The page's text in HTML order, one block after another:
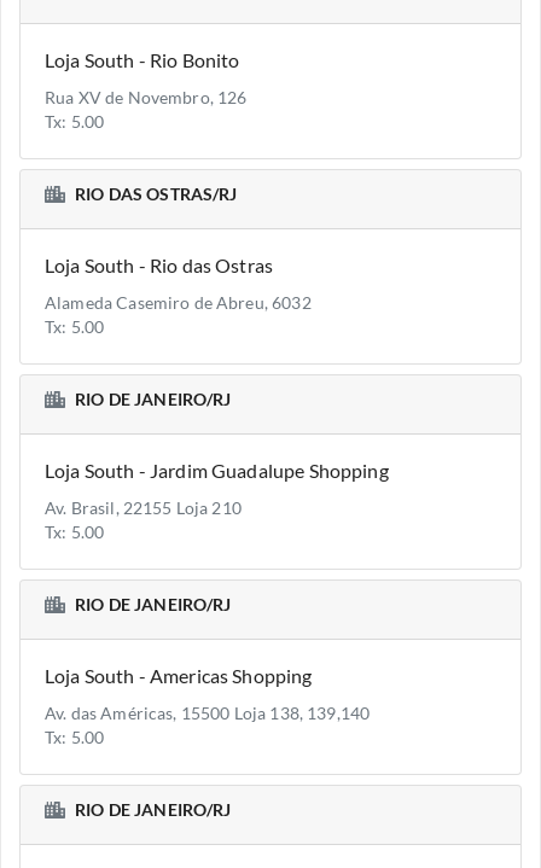
Loja South - Rio Bonito
Rua XV de Novembro, 126
Tx: 5.00
RIO DAS OSTRAS/RJ
Loja South - Rio das Ostras
Alameda Casemiro de Abreu, 6032
Tx: 5.00
RIO DE JANEIRO/RJ
Loja South - Jardim Guadalupe Shopping
Av. Brasil, 22155 Loja 210
Tx: 5.00
RIO DE JANEIRO/RJ
Loja South - Americas Shopping
Av. das Américas, 15500 Loja 138, 139,140
Tx: 5.00
RIO DE JANEIRO/RJ